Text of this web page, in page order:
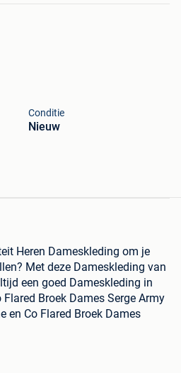
Conditie
Nieuw
Heren Dameskleding om je
Met deze Dameskleding van
een goed Dameskleding in
Broek Dames Serge Army
en Co Flared Broek Dames